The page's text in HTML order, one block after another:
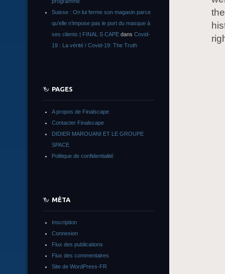
Suisse : On lui ferme son magasin parce
qu’elle n’impose pas le port du masque à
ses clients | FINAL S CAPE dans Covid-
19 : La vérité / Covid-19: The Truth
PAGES
A propos de Finalscape
Contacter Finalscape
DIDIER MAROUANI ET LE GROUPE
SPACE
Politique de confidentialité
MÉTA
Inscription
Connexion
Flux des publications
Flux des commentaires
Site de WordPress-FR